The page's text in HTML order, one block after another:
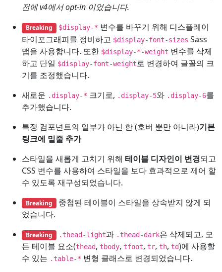
전에 v4에서 opt-in 이었습니다.
Breaking $display-* 변수를 바꾸기 위해 디스플레이
타이포그래피를 정비하고 $display-font-sizes Sass
맵을 사용합니다. 또한 $display-*-weight 변수를 삭제
하고 단일 $display-font-weight로 변경하여 글꼴의 크
기를 조정했습니다.
새로운 .display-* 크기로, .display-5와 .display-6를
추가했습니다.
특정 컴포넌트의 일부가 아닌 한 (호버 뿐만 아니라)기본
링크에 밑줄 추가
스타일을 새롭게 고치기 위해 테이블 디자인이 변경되고
CSS 변수를 사용하여 스타일을 보다 효과적으로 제어 할
수 있도록 재구성되었습니다.
Breaking 중첩된 테이블이 스타일을 상속받지 않게 되
었습니다.
Breaking .thead-light과 .thead-dark은 삭제되고, 모
든 테이블 요소(thead, tbody, tfoot, tr, th, td)에 사용할
수 있는 .table-* 변형 클래스로 변경되었습니다.